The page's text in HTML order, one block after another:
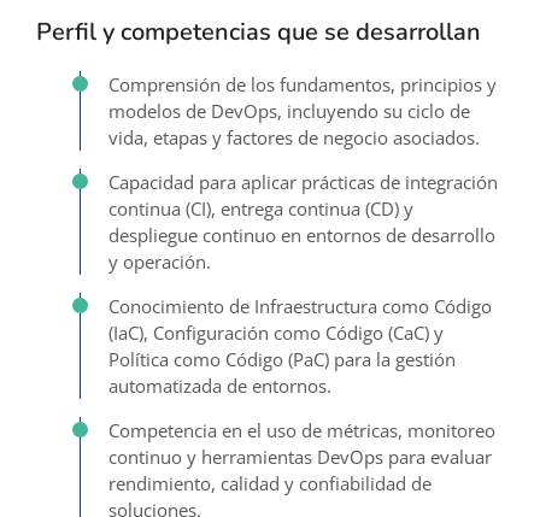
Perfil y competencias que se desarrollan
Comprensión de los fundamentos, principios y
modelos de DevOps, incluyendo su ciclo de
vida, etapas y factores de negocio asociados.
Capacidad para aplicar prácticas de integración
continua (CI), entrega continua (CD) y
despliegue continuo en entornos de desarrollo
y operación.
Conocimiento de Infraestructura como Código
(IaC), Configuración como Código (CaC) y
Política como Código (PaC) para la gestión
automatizada de entornos.
Competencia en el uso de métricas, monitoreo
continuo y herramientas DevOps para evaluar
rendimiento, calidad y confiabilidad de
soluciones.